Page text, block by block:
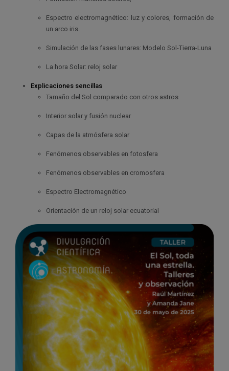
Espectro electromagnético: luz y colores, formación de
un arco iris.
Simulación de las fases lunares: Modelo Sol-Tierra-Luna
La hora Solar: reloj solar
Explicaciones sencillas
Tamaño del Sol comparado con otros astros
Interior solar y fusión nuclear
Capas de la atmósfera solar
Fenómenos observables en fotosfera
Fenómenos observables en cromosfera
Espectro Electromagnético
Orientación de un reloj solar ecuatorial